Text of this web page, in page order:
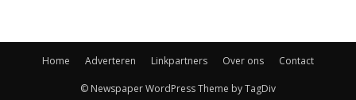
Home Adverteren Linkpartners Over ons Contact
© Newspaper WordPress Theme by TagDiv